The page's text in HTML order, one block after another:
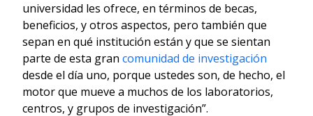
universidad les ofrece, en términos de becas,
beneficios, y otros aspectos, pero también que
sepan en qué institución están y que se sientan
parte de esta gran comunidad de investigación
desde el día uno, porque ustedes son, de hecho, el
motor que mueve a muchos de los laboratorios,
centros, y grupos de investigación”.